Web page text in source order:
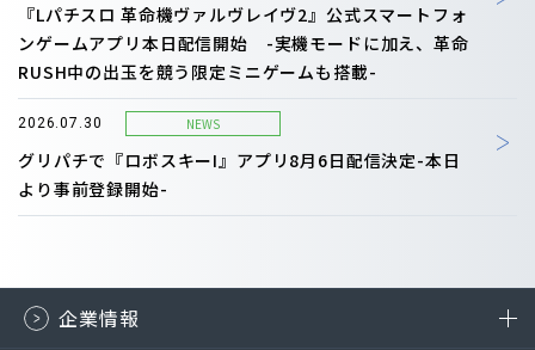
『Lパチスロ 革命機ヴァルヴレイヴ2』公式スマートフォ
ンゲームアプリ本日配信開始 -実機モードに加え、革命
RUSH中の出玉を競う限定ミニゲームも搭載-
2026.07.30 NEWS
グリパチで『ロボスキーI』アプリ8月6日配信決定-本日
より事前登録開始-
企業情報